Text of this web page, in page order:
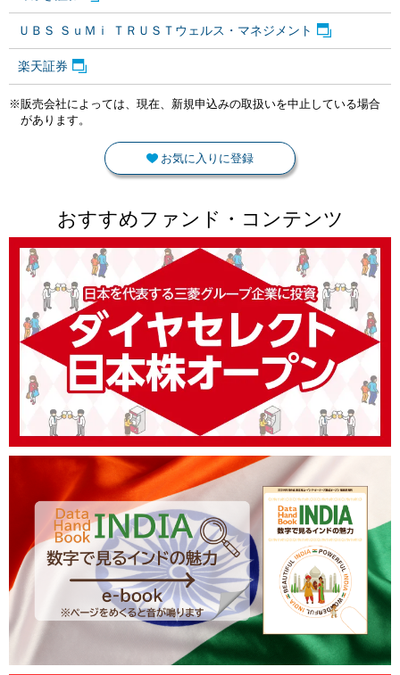
ＵＢＳ ＳｕＭｉ ＴＲＵＳＴウェルス・マネジメント
楽天証券
※販売会社によっては、現在、新規申込みの取扱いを中止している場合
があります。
お気に入りに登録
おすすめファンド・コンテンツ